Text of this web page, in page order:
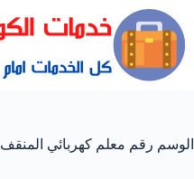
الوسم رقم معلم كهربائي المنقف